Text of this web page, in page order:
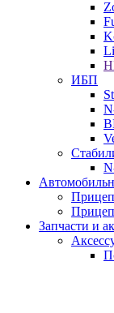
ИБП
Запчасти и